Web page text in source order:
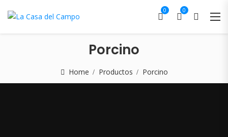
0 0
Porcino
Home Productos Porcino